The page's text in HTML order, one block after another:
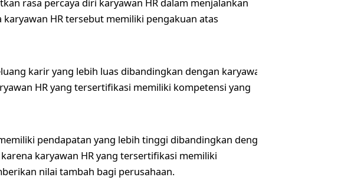
HR tersebut memiliki pengakuan atas
karir yang lebih luas dibandingkan dengan karyawan
HR yang tersertifikasi memiliki kompetensi yang
pendapatan yang lebih tinggi dibandingkan dengan
karyawan HR yang tersertifikasi memiliki
nilai tambah bagi perusahaan.